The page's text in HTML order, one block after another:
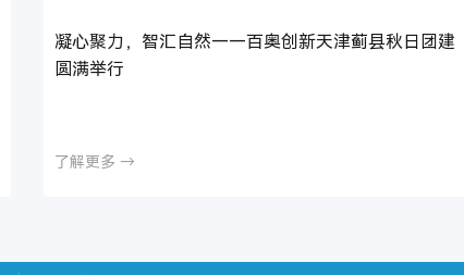
凝心聚力，智汇自然——百奥创新天津蓟县秋日团建
圆满举行
了解更多 →